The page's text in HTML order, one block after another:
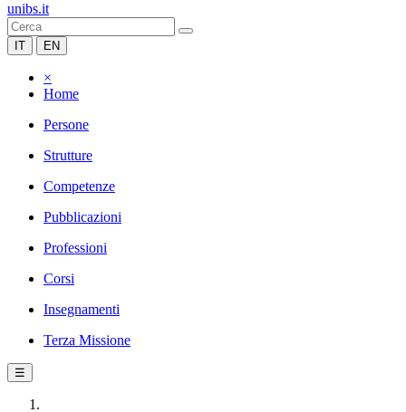
unibs.it
IT EN
×
Home
Persone
Strutture
Competenze
Pubblicazioni
Professioni
Corsi
Insegnamenti
Terza Missione
☰